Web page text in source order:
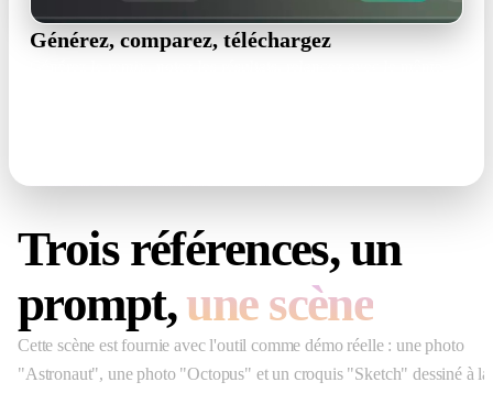
Générez, comparez, téléchargez
Trois références, un
prompt,une scène
Cette scène est fournie avec l'outil comme démo réelle : une photo
"Astronaut", une photo "Octopus" et un croquis "Sketch" dessiné à la